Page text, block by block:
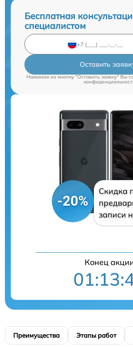
Бесплатная
специалистом
Оставить
Нажимая на кнопку "Оставить заявку" Вы
-20%
Скидка
записи
Конец
Преимущества Этапы работ